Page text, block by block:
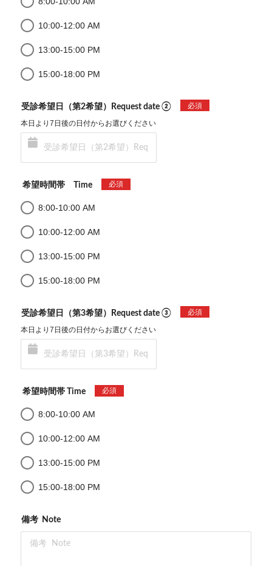
10:00-12:00 AM
13:00-15:00 PM
15:00-18:00 PM
受診希望日（第2希望）Request date ② 必須
本日より7日後の日付からお選びください
希望時間帯 Time 必須
8:00-10:00 AM
10:00-12:00 AM
13:00-15:00 PM
15:00-18:00 PM
受診希望日（第3希望）Request date ③ 必須
本日より7日後の日付からお選びください
希望時間帯 Time 必須
8:00-10:00 AM
10:00-12:00 AM
13:00-15:00 PM
15:00-18:00 PM
備考 Note